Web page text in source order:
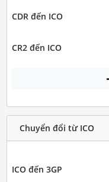
CDR đến ICO
CR2 đến ICO
Chuyển đổi từ ICO
ICO đến 3GP